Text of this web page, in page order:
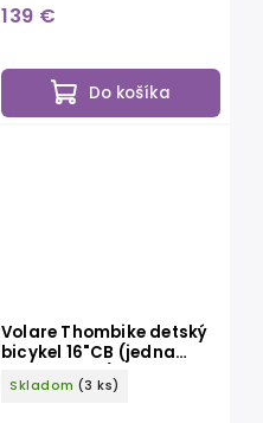
139 €
Do košíka
Volare Thombike detský
bicykel 16"CB (jedna
ručná brzda), modrožltý
Skladom (3 ks)